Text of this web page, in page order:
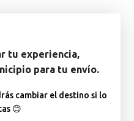
tu experiencia,
para tu envío.
cambiar el destino si lo
😊